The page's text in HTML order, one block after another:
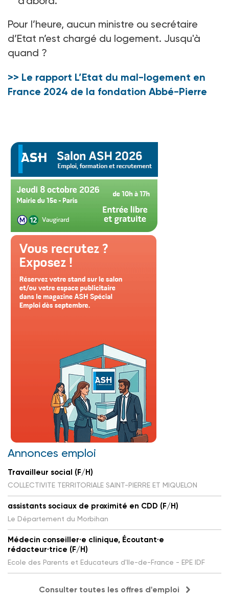
Pour l’heure, aucun ministre ou secrétaire
d’Etat n’est chargé du logement. Jusqu'à
quand ?
>> Le rapport L’Etat du mal-logement en
France 2024 de la fondation Abbé-Pierre
Annonces emploi
Travailleur social (F/H)
COLLECTIVITE TERRITORIALE SAINT-PIERRE ET MIQUELON
assistants sociaux de proximité en CDD (F/H)
Le Département du Morbihan
Médecin conseiller·e clinique, Écoutant·e
rédacteur·trice (F/H)
Ecole des Parents et Educateurs d'Ile-de-France - EPE IDF
Consulter toutes les offres d'emploi